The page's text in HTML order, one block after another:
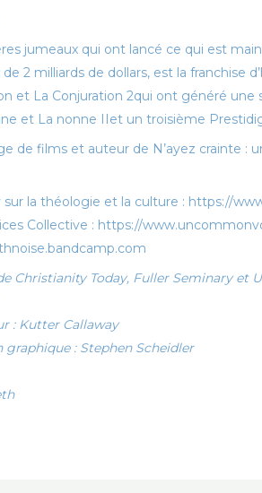
jumeaux qui ont lancé ce qui est
2 milliards de dollars, est la franchise
et La Conjuration 2qui ont généré une
et La nonne IIet un troisième
de films et auteur de N’ayez crainte :
sur la théologie et la culture : https://
Collective : https://
Christianity Today, Fuller Seminary et
: Kutter Callaway
: Stephen Scheidler